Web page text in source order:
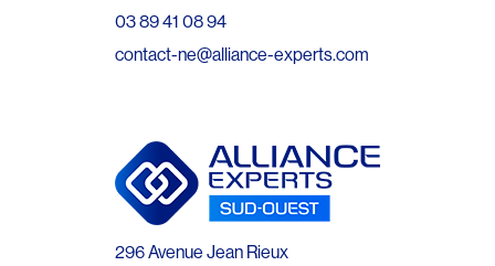
03 89 41 08 94
contact-ne@alliance-experts.com
296 Avenue Jean Rieux